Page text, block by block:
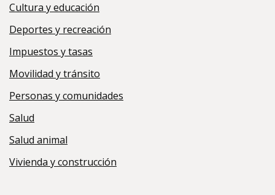
Cultura y educación
Deportes y recreación
Impuestos y tasas
Movilidad y tránsito
Personas y comunidades
Salud
Salud animal
Vivienda y construcción